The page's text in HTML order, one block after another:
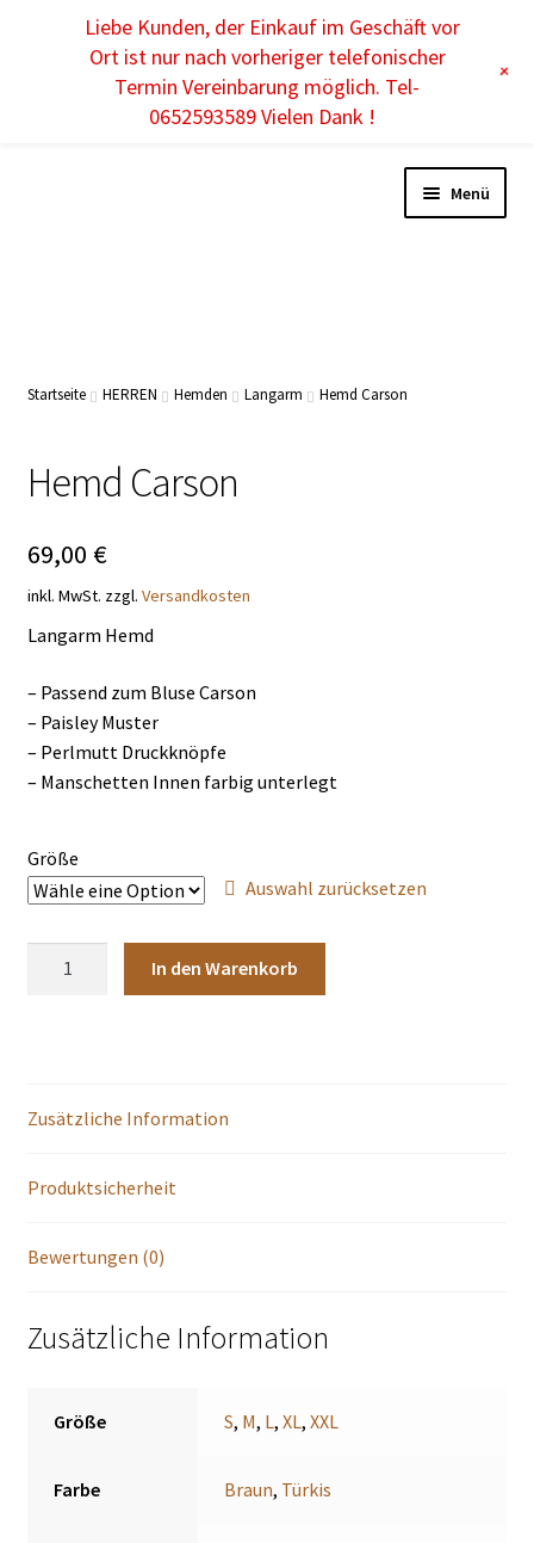
Menü
ACCESSOIRES
THEMENWELTEN
DE EN
Startseite HERREN Hemden Langarm Hemd Carson
Hemd Carson
69,00 €
inkl. MwSt. zzgl. Versandkosten
Langarm Hemd
– Passend zum Bluse Carson
– Paisley Muster
– Perlmutt Druckknöpfe
– Manschetten Innen farbig unterlegt
Größe
Auswahl zurücksetzen
In den Warenkorb
Zusätzliche Information
Produktsicherheit
Bewertungen (0)
Zusätzliche Information
Größe S, M, L,XL,XXL
Farbe Braun, Türkis
Liebe Kunden, der Einkauf im Geschäft vor
Ort ist nur nach vorheriger telefonischer
Termin Vereinbarung möglich. Tel-
0652593589 Vielen Dank !
+
DE